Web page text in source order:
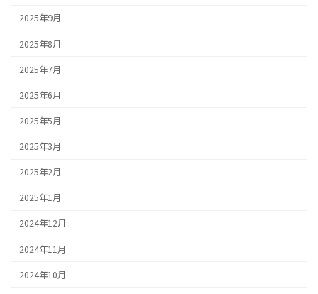
2025年9月
2025年8月
2025年7月
2025年6月
2025年5月
2025年3月
2025年2月
2025年1月
2024年12月
2024年11月
2024年10月